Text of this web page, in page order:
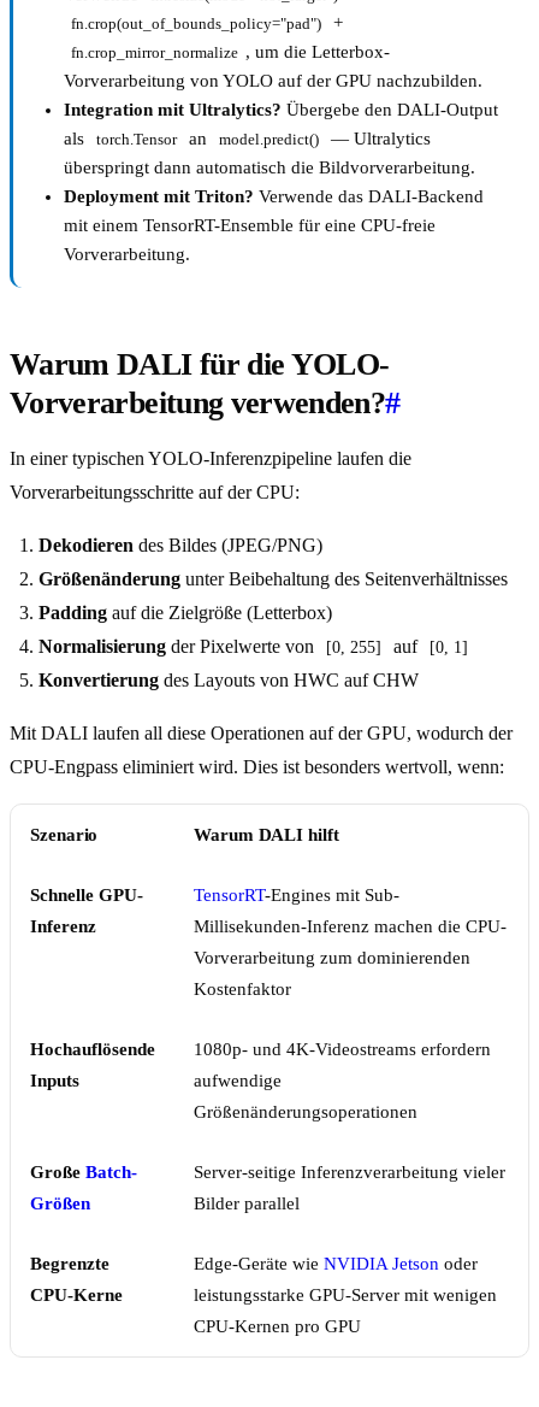
fn.crop(out_of_bounds_policy="pad") +
fn.crop_mirror_normalize , um die Letterbox-
Vorverarbeitung von YOLO auf der GPU nachzubilden.
Integration mit Ultralytics? Übergebe den DALI-Output
als
torch.Tensor an model.predict()
— Ultralytics
überspringt dann automatisch die Bildvorverarbeitung.
Deployment mit Triton? Verwende das DALI-Backend
mit einem TensorRT-Ensemble für eine CPU-freie
Vorverarbeitung.
Warum DALI für die YOLO-
Vorverarbeitung verwenden?#
In einer typischen YOLO-Inferenzpipeline laufen die
Vorverarbeitungsschritte auf der CPU:
Dekodieren des Bildes (JPEG/PNG)
Größenänderung unter Beibehaltung des Seitenverhältnisses
Padding auf die Zielgröße (Letterbox)
Normalisierung der Pixelwerte von [0, 255] auf [0, 1]
Konvertierung des Layouts von HWC auf CHW
Mit DALI laufen all diese Operationen auf der GPU, wodurch der
CPU-Engpass eliminiert wird. Dies ist besonders wertvoll, wenn:
Szenario Warum DALI hilft
Schnelle GPU-
Inferenz
TensorRT-Engines mit Sub-
Millisekunden-Inferenz machen die CPU-
Vorverarbeitung zum dominierenden
Kostenfaktor
Hochauflösende
Inputs
1080p- und 4K-Videostreams erfordern
aufwendige
Größenänderungsoperationen
Große Batch-
Größen
Server-seitige Inferenzverarbeitung vieler
Bilder parallel
Begrenzte
CPU-Kerne
Edge-Geräte wie NVIDIA Jetson oder
leistungsstarke GPU-Server mit wenigen
CPU-Kernen pro GPU